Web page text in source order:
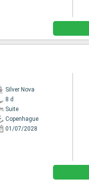
Silver Nova
8 d
Suite
Copenhague
01/07/2028